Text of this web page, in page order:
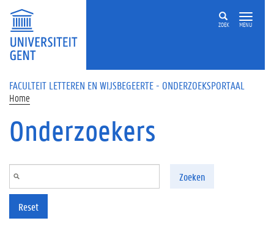
Overslaan en naar de inhoud gaan
ZOEK MENU
FACULTEIT LETTEREN EN WIJSBEGEERTE - ONDERZOEKSPORTAAL
Home
Onderzoekers
Zoeken
Reset